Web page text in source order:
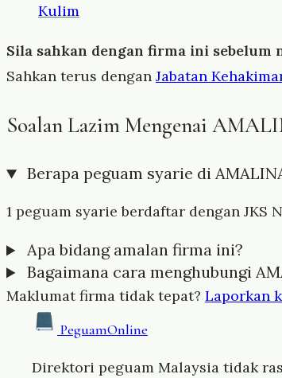
Kulim
Sila sahkan dengan firma ini sebelum
Sahkan terus dengan Jabatan
Soalan Lazim Mengenai
Berapa peguam syarie di
1 peguam syarie berdaftar dengan
Apa bidang amalan firma ini?
Bagaimana cara menghubungi
Maklumat firma tidak tepat? Laporkan
PeguamOnline
Direktori peguam Malaysia tidak